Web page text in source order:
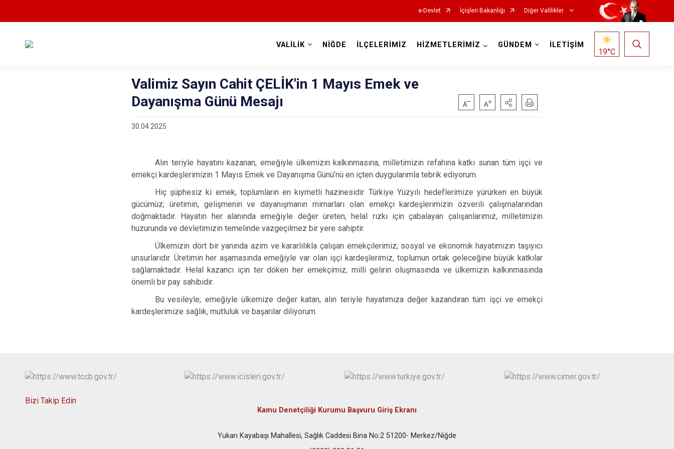
e-Devlet İçişleri Bakanlığı Diğer Valilikler
VALİLİK NİĞDE İLÇELERİMİZ HİZMETLERİMİZ GÜNDEM İLETİŞİM
19°C
Valimiz Sayın Cahit ÇELİK'in 1 Mayıs Emek ve
Dayanışma Günü Mesajı
30.04.2025
Alın teriyle hayatını kazanan, emeğiyle ülkemizin kalkınmasına, milletimizin refahına katkı sunan tüm işçi ve
emekçi kardeşlerimizin 1 Mayıs Emek ve Dayanışma Günü’nü en içten duygularımla tebrik ediyorum.
Hiç şüphesiz ki emek, toplumların en kıymetli hazinesidir. Türkiye Yüzyılı hedeflerimize yürürken en büyük
gücümüz; üretimin, gelişmenin ve dayanışmanın mimarları olan emekçi kardeşlerimizin özverili çalışmalarından
doğmaktadır. Hayatın her alanında emeğiyle değer üreten, helal rızkı için çabalayan çalışanlarımız, milletimizin
huzurunda ve devletimizin temelinde vazgeçilmez bir yere sahiptir.
Ülkemizin dört bir yanında azim ve kararlılıkla çalışan emekçilerimiz; sosyal ve ekonomik hayatımızın taşıyıcı
unsurlarıdır. Üretimin her aşamasında emeğiyle var olan işçi kardeşlerimiz, toplumun ortak geleceğine büyük katkılar
sağlamaktadır. Helal kazancı için ter döken her emekçimiz, milli gelirin oluşmasında ve ülkemizin kalkınmasında
önemli bir pay sahibidir.
Bu vesileyle; emeğiyle ülkemize değer katan, alın teriyle hayatımıza değer kazandıran tüm işçi ve emekçi
kardeşlerimize sağlık, mutluluk ve başarılar diliyorum.
Bizi Takip Edin
Kamu Denetçiliği Kurumu Başvuru Giriş Ekranı
Yukarı Kayabaşı Mahallesi, Sağlık Caddesi Bina No:2 51200- Merkez/Niğde